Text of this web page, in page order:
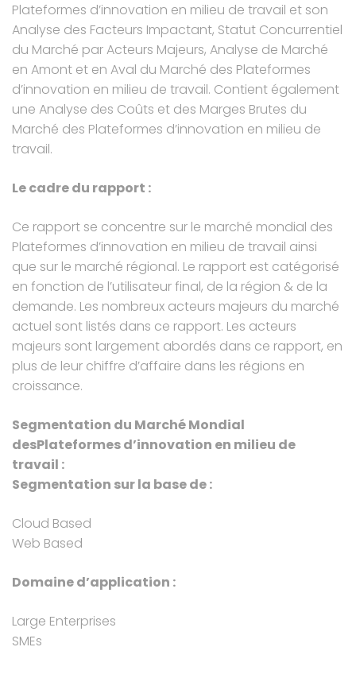
Plateformes d’innovation en milieu de travail et son
Analyse des Facteurs Impactant, Statut Concurrentiel
du Marché par Acteurs Majeurs, Analyse de Marché
en Amont et en Aval du Marché des Plateformes
d’innovation en milieu de travail. Contient également
une Analyse des Coûts et des Marges Brutes du
Marché des Plateformes d’innovation en milieu de
travail.
Le cadre du rapport :
Ce rapport se concentre sur le marché mondial des
Plateformes d’innovation en milieu de travail ainsi
que sur le marché régional. Le rapport est catégorisé
en fonction de l’utilisateur final, de la région & de la
demande. Les nombreux acteurs majeurs du marché
actuel sont listés dans ce rapport. Les acteurs
majeurs sont largement abordés dans ce rapport, en
plus de leur chiffre d’affaire dans les régions en
croissance.
Segmentation du Marché Mondial
desPlateformes d’innovation en milieu de
travail :
Segmentation sur la base de :
Cloud Based
Web Based
Domaine d’application :
Large Enterprises
SMEs